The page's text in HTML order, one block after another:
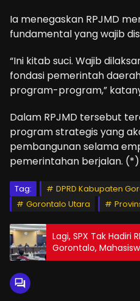
Ia menegaskan RPJMD
fundamental yang wajib
“Ini kitab suci. Wajib
fondasi pemerintah
program-program,”
Dalam RPJMD tersebut
program strategis yang
pembangunan selama
pemerintahan berjalan. (*)
Tag:
DPRD Kabupaten
Gorontalo Utara
Lagi, SPX Tak Hadiri
Gorontalo,